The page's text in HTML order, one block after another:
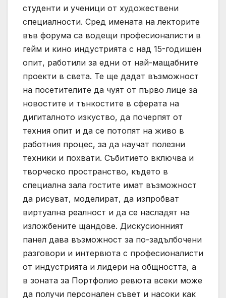
студенти и ученици от художествени
специалности. Сред имената на лекторите
във форума са водещи професионалисти в
гейм и кино индустрията с над 15-годишен
опит, работили за едни от най-мащабните
проекти в света. Те ще дадат възможност
на посетителите да чуят от първо лице за
новостите и тънкостите в сферата на
дигиталното изкуство, да почерпят от
техния опит и да се потопят на живо в
работния процес, за да научат полезни
техники и похвати. Събитието включва и
творческо пространство, където в
специална зала гостите имат възможност
да рисуват, моделират, да изпробват
виртуална реалност и да се насладят на
изложбените щандове. Дискусионният
панел дава възможност за по-задълбочени
разговори и интервюта с професионалисти
от индустрията и лидери на общността, а
в зоната за Портфолио ревюта всеки може
да получи персонален съвет и насоки как